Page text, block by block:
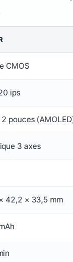
CMOS
ips
pouces
3 axes
42,2 × 33,5 mm